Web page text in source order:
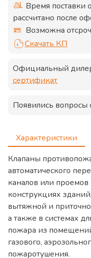
Время поставки
рассчитано после
Возможна
Скачать КП
Официальный
сертификат
Появились вопросы
Характеристики
Клапаны
автоматического
каналов или
конструкциях
вытяжной и
а также в системах
пожара из
газового,
пожаротушения.